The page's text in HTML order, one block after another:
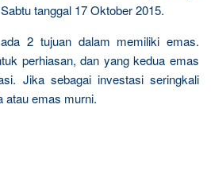
tanggal 17 Oktober 2015.
2 tujuan dalam memiliki emas.
perhiasan, dan yang kedua emas
Jika sebagai investasi seringkali
atau emas murni.